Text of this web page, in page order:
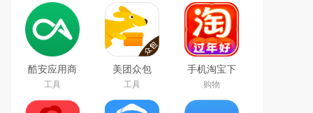
酷安应用商
店app下载
2026最新版
工具
美团众包
工具
手机淘宝下
载2026app
最新版
购物